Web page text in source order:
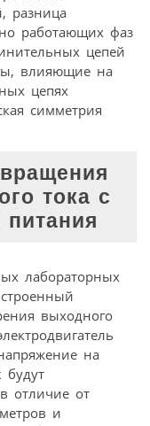
разница
работающих фаз
цепей
влияющие на
цепях
симметрия
тока с
лабораторных
выходного
на
будут
отличие от
и